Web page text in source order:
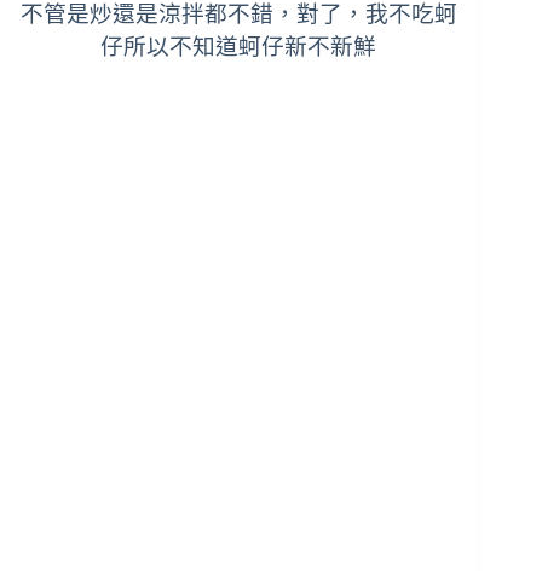
不管是炒還是涼拌都不錯，對了，我不吃蚵
仔所以不知道蚵仔新不新鮮